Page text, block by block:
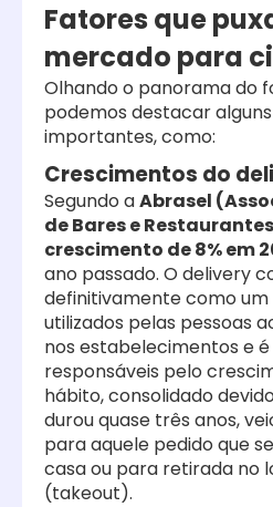
Fatores que
mercado para
Olhando o panorama do
podemos destacar
importantes, como:
Crescimentos do
Segundo aAbrasel
de Bares e
crescimento de 8% em
ano passado. O delivery
definitivamente como um
utilizados pelas pessoas
nos estabelecimentos e é
responsáveis pelo
hábito, consolidado
durou quase três anos,
para aquele pedido que
casa ou para retirada no
(takeout).